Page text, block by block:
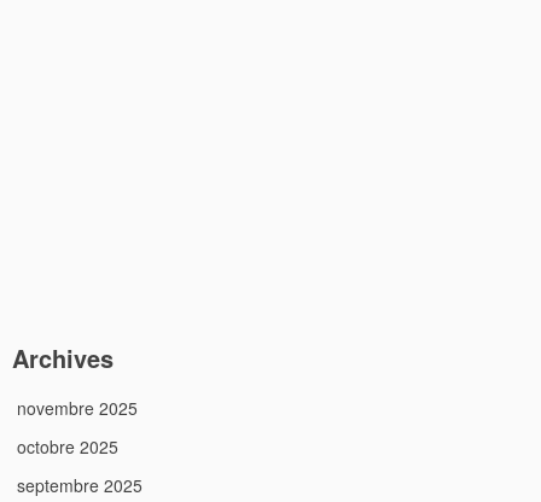
Archives
novembre 2025
octobre 2025
septembre 2025